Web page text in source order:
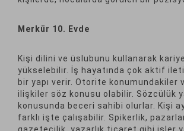
Merkür 10. Evde
Kişi dilini ve üslubunu kullanarak
yükselebilir. İş hayatında çok aktif
bir yapı verir. Otorite konumundakiler
ilişkiler söz konusu olabilir. Sözcülük
konusunda beceri sahibi olurlar. Kişi
farklı işte çalışabilir. Spikerlik,
gazetecilik, yazarlık ticaret gibi işler